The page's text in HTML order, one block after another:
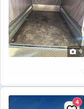
9
4